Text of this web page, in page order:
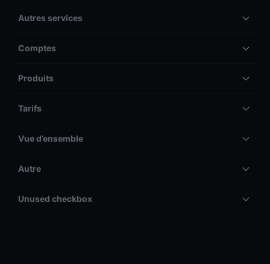
Autres services
Comptes
Produits
Tarifs
Vue d’ensemble
Autre
Unused checkbox